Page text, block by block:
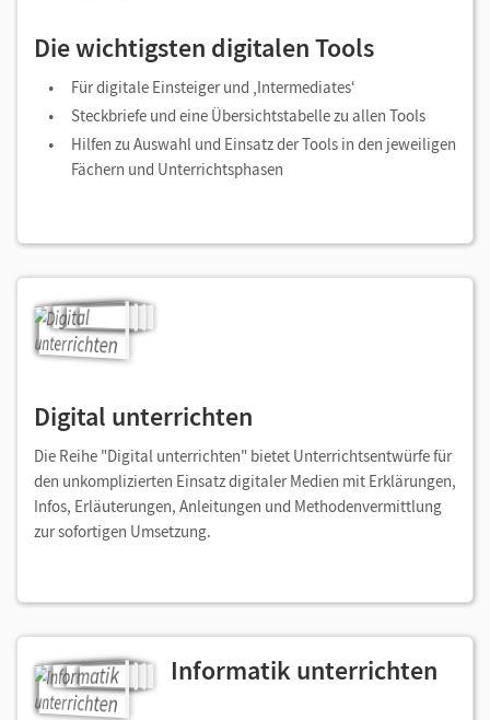
Die wichtigsten digitalen Tools
Für digitale Einsteiger und ‚Intermediates‘
Steckbriefe und eine Übersichtstabelle zu allen Tools
Hilfen zu Auswahl und Einsatz der Tools in den jeweiligen
Fächern und Unterrichtsphasen
Digital unterrichten
Die Reihe "Digital unterrichten" bietet Unterrichtsentwürfe für
den unkomplizierten Einsatz digitaler Medien mit Erklärungen,
Infos, Erläuterungen, Anleitungen und Methodenvermittlung
zur sofortigen Umsetzung.
Informatik unterrichten